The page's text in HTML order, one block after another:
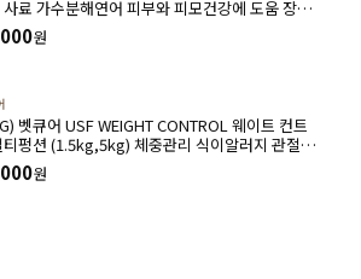
사료 가수분해연어 피부와 피모건강에 도움 장건
완화 부드러운식감
원
벳큐어 USF WEIGHT CONTROL 웨이트 컨트
티펑션 (1.5kg,5kg) 체중관리 식이알러지 관절건
피완화 위장관질환에 도움
원